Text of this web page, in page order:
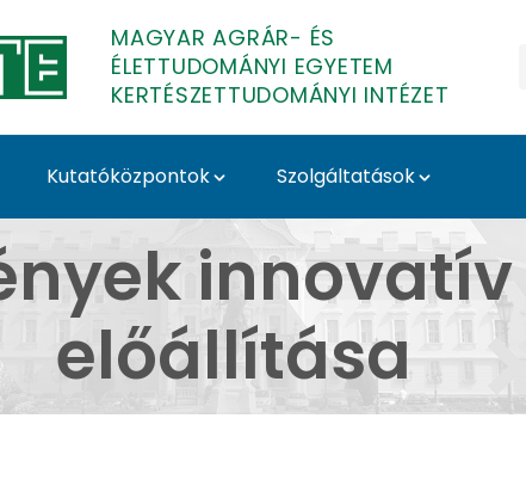
MAGYAR AGRÁR- ÉS
ÉLETTUDOMÁNYI EGYETEM
KERTÉSZETTUDOMÁNYI INTÉZET
Kutatóközpontok Szolgáltatások
fajtáinak
előállítása